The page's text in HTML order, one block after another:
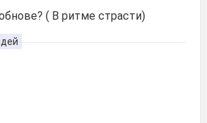
( В ритме страсти)